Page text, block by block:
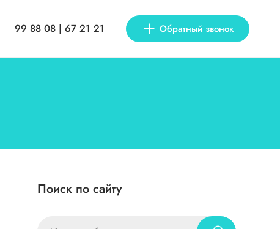
99 88 08 | 67 21 21 Обратный звонок
Поиск по сайту